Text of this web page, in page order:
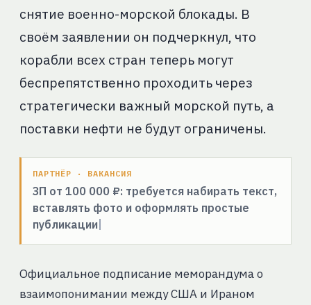
снятие военно-морской блокады. В
своём заявлении он подчеркнул, что
корабли всех стран теперь могут
беспрепятственно проходить через
стратегически важный морской путь, а
поставки нефти не будут ограничены.
ПАРТНЁР · ВАКАНСИЯ
ЗП от 100 000 ₽: требуется набирать текст,
вставлять фото и оформлять простые
публикации
Официальное подписание меморандума о
взаимопонимании между США и Ираном